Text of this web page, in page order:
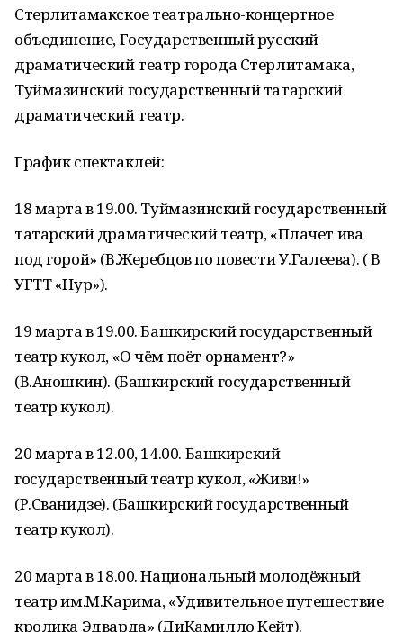
Стерлитамакское театрально-концертное
объединение, Государственный русский
драматический театр города Стерлитамака,
Туймазинский государственный татарский
драматический театр.
График спектаклей:
18 марта в 19.00. Туймазинский государственный
татарский драматический театр, «Плачет ива
под горой» (В.Жеребцов по повести У.Галеева). ( В
УГТТ «Нур»).
19 марта в 19.00. Башкирский государственный
театр кукол, «О чём поёт орнамент?»
(В.Аношкин). (Башкирский государственный
театр кукол).
20 марта в 12.00, 14.00. Башкирский
государственный театр кукол, «Живи!»
(Р.Сванидзе). (Башкирский государственный
театр кукол).
20 марта в 18.00. Национальный молодёжный
театр им.М.Карима, «Удивительное путешествие
кролика Эдварда» (ДиКамилло Кейт).